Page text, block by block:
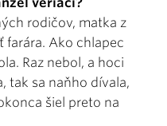
rodičov, matka z
farára. Ako chlapec
Raz nebol, a hoci
tak sa naňho dívala,
šiel preto na